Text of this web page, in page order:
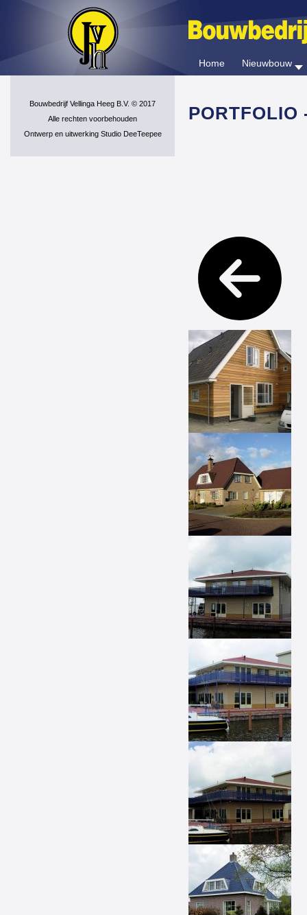
Home Nieuwbouw
Bouwbedrijf Vellinga Heeg B.V. © 2017
Alle rechten voorbehouden
Ontwerp en uitwerking Studio DeeTeepee
PORTFOLIO